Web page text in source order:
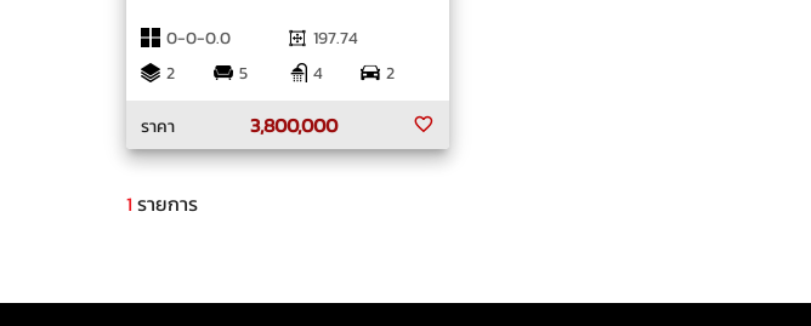
0-0-0.0
197.74
2
5 4
2
ราคา
3,800,000
1 รายการ